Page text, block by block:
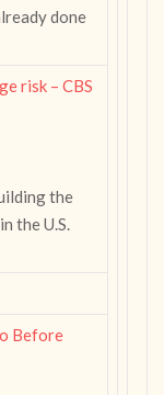
done
risk – CBS
the
the U.S.
Before